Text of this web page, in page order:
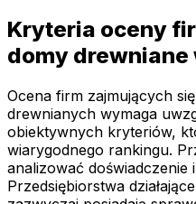
Kryteria oceny
domy drewniane
Ocena firm zajmujących
drewnianych wymaga
obiektywnych kryteriów,
wiarygodnego rankingu.
analizować
Przedsiębiorstwa